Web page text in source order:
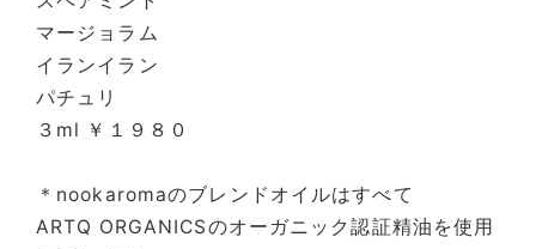
マージョラム
イランイラン
パチュリ
３ml ￥１９８０
＊nookaromaのブレンドオイルはすべて
ARTQ ORGANICSのオーガニック認証精油を使用